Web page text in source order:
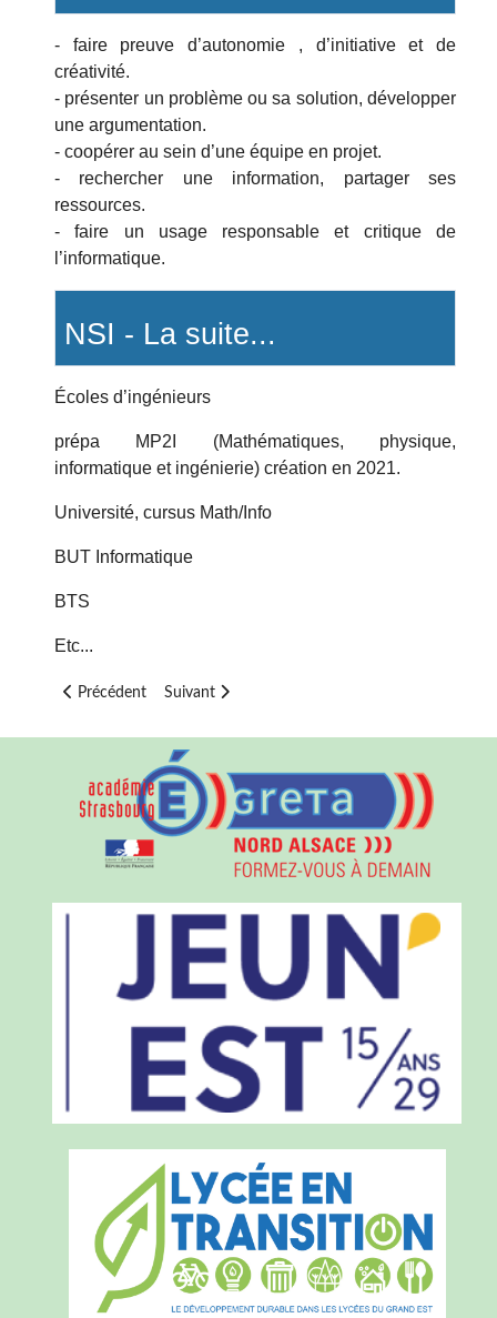
- faire preuve d’autonomie , d’initiative et de
créativité.
- présenter un problème ou sa solution, développer
une argumentation.
- coopérer au sein d’une équipe en projet.
- rechercher une information, partager ses
ressources.
- faire un usage responsable et critique de
l’informatique.
NSI - La suite...
Écoles d’ingénieurs
prépa MP2I (Mathématiques, physique,
informatique et ingénierie) création en 2021.
Université, cursus Math/Info
BUT Informatique
BTS
Etc...
Article précédent : Spécialité - Physique Chimie
Précédent Article suivant : Spécialité - Mathématiques
Suivant